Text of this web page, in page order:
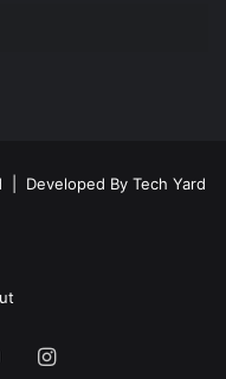
| Developed By Tech Yard
YouTubeInstagram